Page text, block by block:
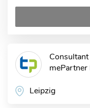
mePartner
Leipzig